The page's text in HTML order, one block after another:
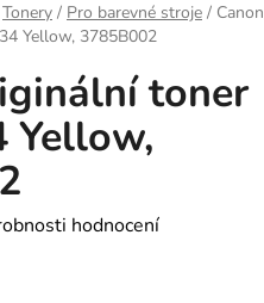
Tonery / Pro barevné stroje / Canon
Yellow, 3785B002
toner
Yellow,
hodnocení